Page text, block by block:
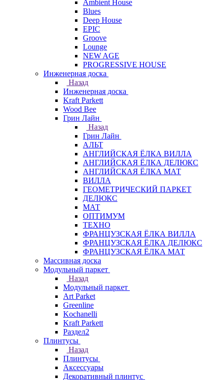
Ambient House
Blues
Deep House
EPIC
Groove
Lounge
NEW AGE
PROGRESSIVE HOUSE
Инженерная доска
Назад
Инженерная доска
Kraft Parkett
Wood Bee
Грин Лайн
Назад
Грин Лайн
АЛЬТ
АНГЛИЙСКАЯ ЁЛКА ВИЛЛА
АНГЛИЙСКАЯ ЁЛКА ДЕЛЮКС
АНГЛИЙСКАЯ ЁЛКА МАТ
ВИЛЛА
ГЕОМЕТРИЧЕСКИЙ ПАРКЕТ
ДЕЛЮКС
МАТ
ОПТИМУМ
ТЕХНО
ФРАНЦУЗСКАЯ ЁЛКА ВИЛЛА
ФРАНЦУЗСКАЯ ЁЛКА ДЕЛЮКС
ФРАНЦУЗСКАЯ ЁЛКА МАТ
Массивная доска
Модульный паркет
Назад
Модульный паркет
Art Parket
Greenline
Kochanelli
Kraft Parkett
Раздел2
Плинтусы
Назад
Плинтусы
Аксессуары
Декоративный плинтус